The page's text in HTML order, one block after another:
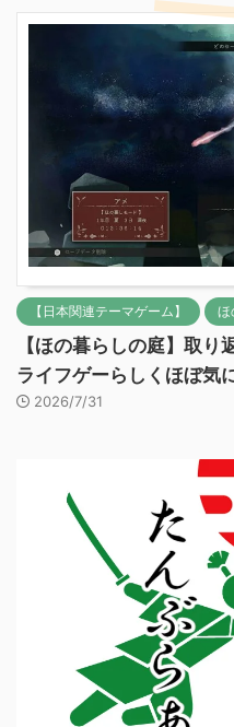
【日本関連テーマゲーム】 ほ
【ほの暮らしの庭】取
ライフゲーらしくほぼ気
2026/7/31